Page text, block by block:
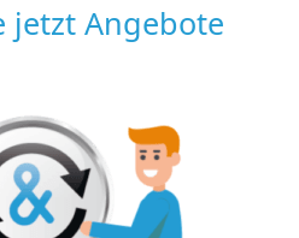
jetzt Angebote